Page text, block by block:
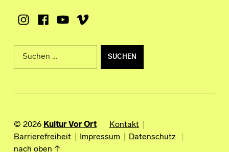
Instagram
Facebook
Youtube
Vimeo
Suche nach:
© 2026 Kultur Vor Ort
Kontakt
Barrierefreiheit
Impressum
Datenschutz
nach oben ↑